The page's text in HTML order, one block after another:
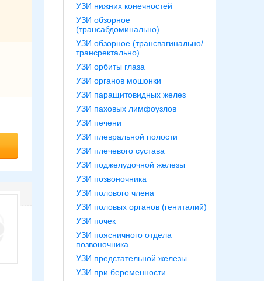
УЗИ нижних конечностей
УЗИ обзорное
(трансабдоминально)
УЗИ обзорное (трансвагинально/
трансректально)
УЗИ орбиты глаза
УЗИ органов мошонки
УЗИ паращитовидных желез
УЗИ паховых лимфоузлов
УЗИ печени
УЗИ плевральной полости
УЗИ плечевого сустава
УЗИ поджелудочной железы
УЗИ позвоночника
УЗИ полового члена
УЗИ половых органов (гениталий)
УЗИ почек
УЗИ поясничного отдела
позвоночника
УЗИ предстательной железы
УЗИ при беременности